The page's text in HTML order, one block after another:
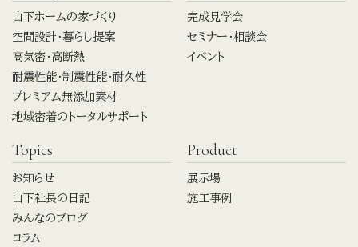
山下ホームの家づくり
空間設計・暮らし提案
高気密・高断熱
耐震性能・制震性能・耐久性
プレミアム無添加素材
地域密着のトータルサポート
完成見学会
セミナー・相談会
イベント
Topics
お知らせ
山下社長の日記
みんなのブログ
コラム
Product
展示場
施工事例